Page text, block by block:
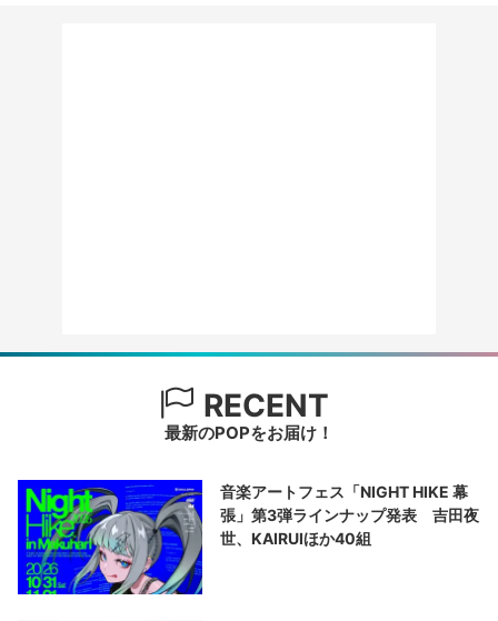
RECENT
最新のPOPをお届け！
音楽アートフェス「NIGHT HIKE 幕
張」第3弾ラインナップ発表 吉田夜
世、KAIRUIほか40組